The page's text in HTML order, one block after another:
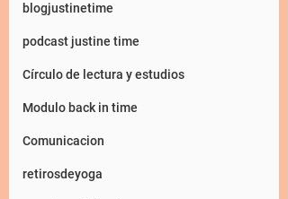
blogjustinetime
podcast justine time
Círculo de lectura y estudios
Modulo back in time
Comunicacion
retirosdeyoga